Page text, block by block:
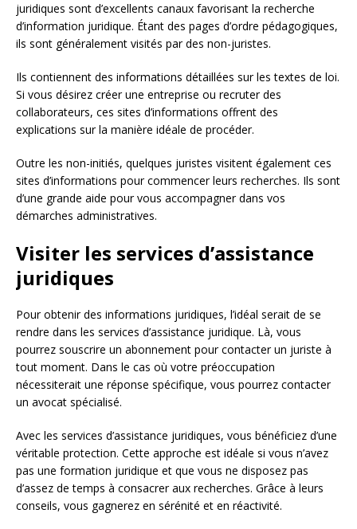
juridiques sont d’excellents canaux favorisant la recherche
d’information juridique. Étant des pages d’ordre pédagogiques,
ils sont généralement visités par des non-juristes.
Ils contiennent des informations détaillées sur les textes de loi.
Si vous désirez créer une entreprise ou recruter des
collaborateurs, ces sites d’informations offrent des
explications sur la manière idéale de procéder.
Outre les non-initiés, quelques juristes visitent également ces
sites d’informations pour commencer leurs recherches. Ils sont
d’une grande aide pour vous accompagner dans vos
démarches administratives.
Visiter les services d’assistance
juridiques
Pour obtenir des informations juridiques, l’idéal serait de se
rendre dans les services d’assistance juridique. Là, vous
pourrez souscrire un abonnement pour contacter un juriste à
tout moment. Dans le cas où votre préoccupation
nécessiterait une réponse spécifique, vous pourrez contacter
un avocat spécialisé.
Avec les services d’assistance juridiques, vous bénéficiez d’une
véritable protection. Cette approche est idéale si vous n’avez
pas une formation juridique et que vous ne disposez pas
d’assez de temps à consacrer aux recherches. Grâce à leurs
conseils, vous gagnerez en sérénité et en réactivité.